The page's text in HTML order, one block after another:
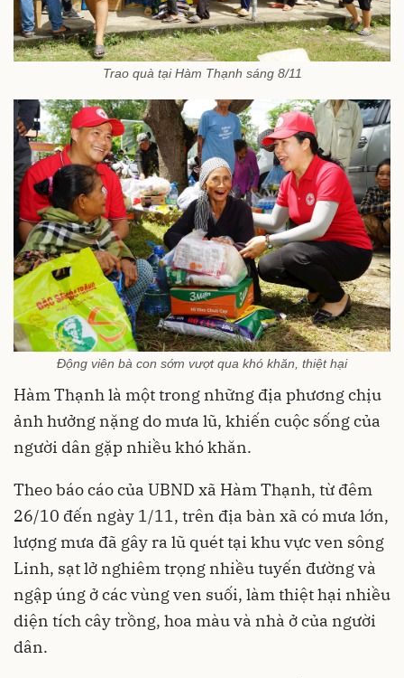
Trao quà tại Hàm Thạnh sáng 8/11
Động viên bà con sớm vượt qua khó khăn, thiệt hại
Hàm Thạnh là một trong những địa phương chịu
ảnh hưởng nặng do mưa lũ, khiến cuộc sống của
người dân gặp nhiều khó khăn.
Theo báo cáo của UBND xã Hàm Thạnh, từ đêm
26/10 đến ngày 1/11, trên địa bàn xã có mưa lớn,
lượng mưa đã gây ra lũ quét tại khu vực ven sông
Linh, sạt lở nghiêm trọng nhiều tuyến đường và
ngập úng ở các vùng ven suối, làm thiệt hại nhiều
diện tích cây trồng, hoa màu và nhà ở của người
dân.